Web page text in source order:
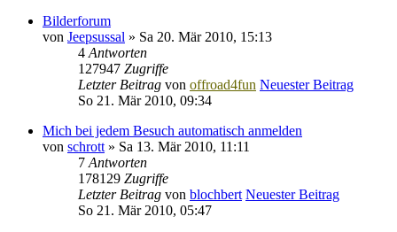
Bilderforum
von Jeepsussal » Sa 20. Mär 2010, 15:13
4 Antworten
127947 Zugriffe
Letzter Beitrag von offroad4fun Neuester Beitrag
So 21. Mär 2010, 09:34
Mich bei jedem Besuch automatisch anmelden
von schrott » Sa 13. Mär 2010, 11:11
7 Antworten
178129 Zugriffe
Letzter Beitrag von blochbert Neuester Beitrag
So 21. Mär 2010, 05:47